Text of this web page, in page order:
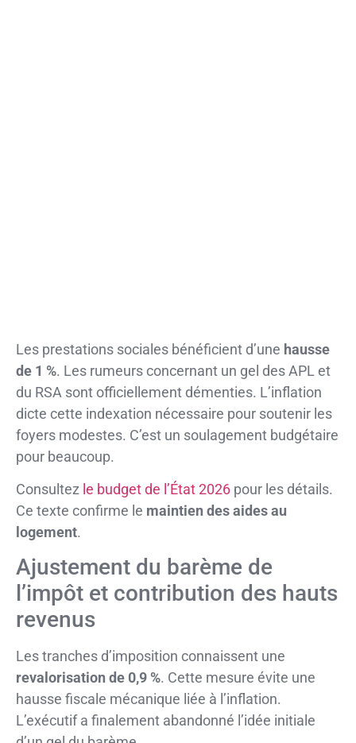
Les prestations sociales bénéficient d’une hausse
de 1 %. Les rumeurs concernant un gel des APL et
du RSA sont officiellement démenties. L’inflation
dicte cette indexation nécessaire pour soutenir les
foyers modestes. C’est un soulagement budgétaire
pour beaucoup.
Consultez le budget de l’État 2026 pour les détails.
Ce texte confirme le maintien des aides au
logement.
Ajustement du barème de
l’impôt et contribution des hauts
revenus
Les tranches d’imposition connaissent une
revalorisation de 0,9 %. Cette mesure évite une
hausse fiscale mécanique liée à l’inflation.
L’exécutif a finalement abandonné l’idée initiale